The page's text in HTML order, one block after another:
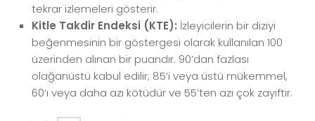
tekrar izlemeleri gösterir.
Kitle Takdir Endeksi (KTE): İzleyicilerin bir diziyi
beğenmesinin bir göstergesi olarak kullanılan 100
üzerinden alınan bir puandır. 90’dan fazlası
olağanüstü kabul edilir; 85’i veya üstü mükemmel,
60’ı veya daha azı kötüdür ve 55’ten azı çok zayıftır.